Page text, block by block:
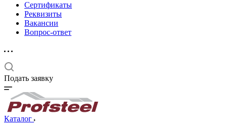
Сертификаты
Реквизиты
Вакансии
Вопрос-ответ
Подать заявку
Каталог